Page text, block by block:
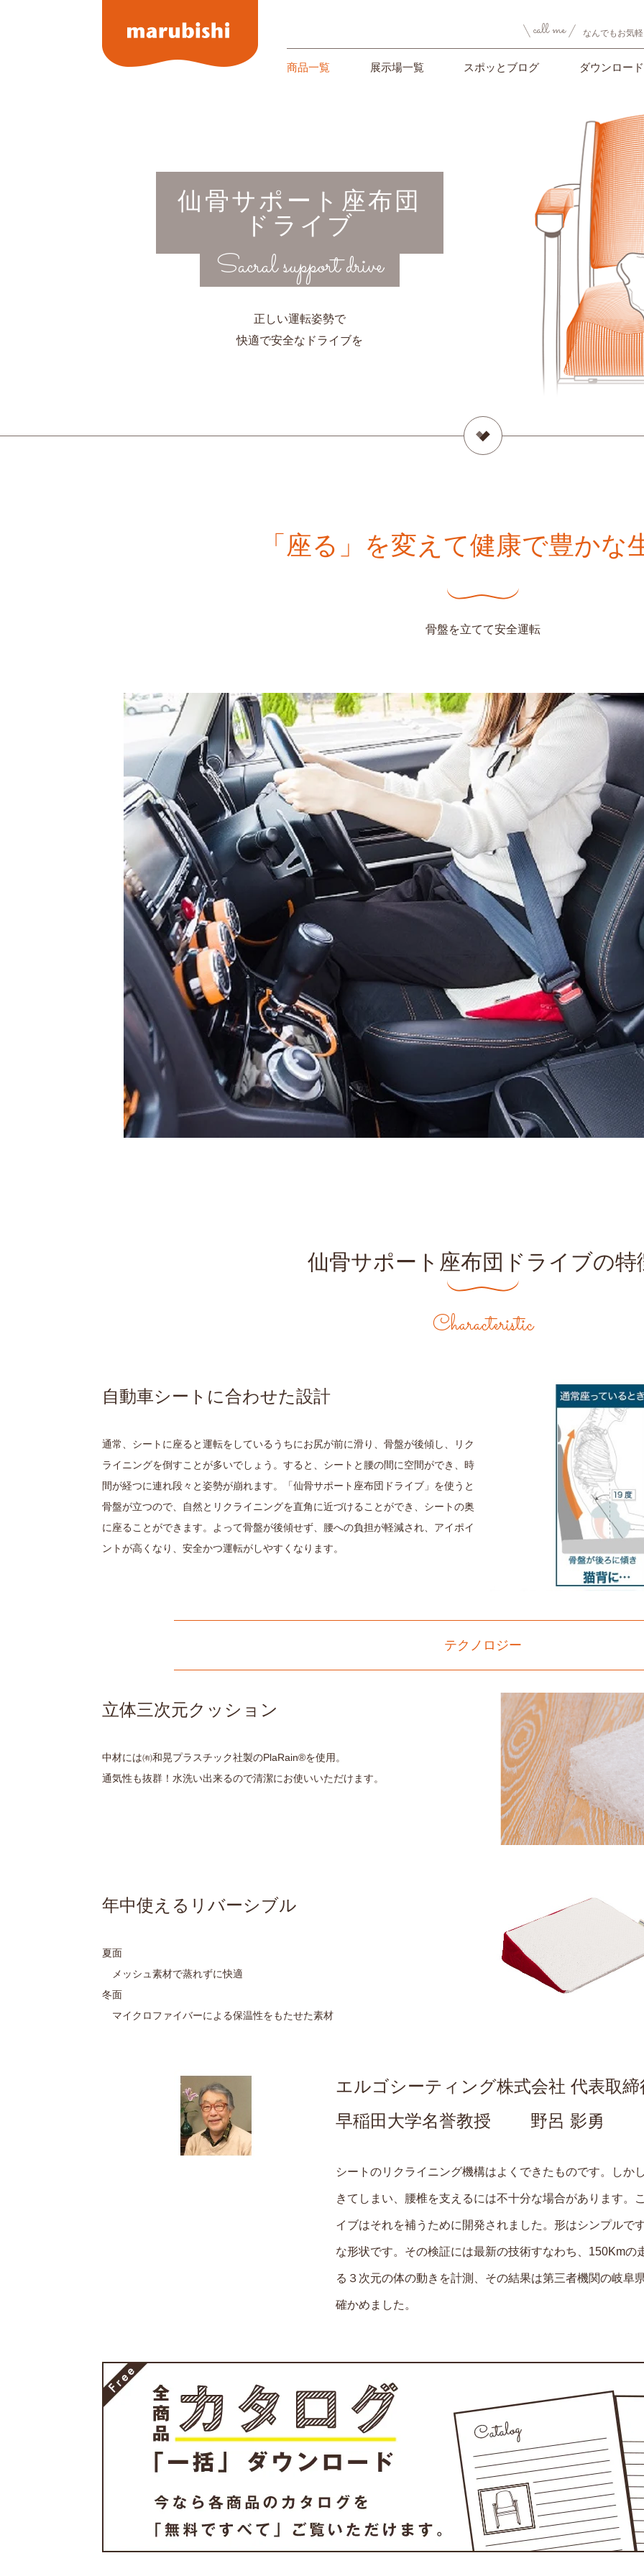
call me なんでもお気
商品一覧 展示場一覧 スポッとブログ ダウンロード
仙骨サポート座布団
ドライブ
Sacral support drive
正しい運転姿勢で
快適で安全なドライブを
「座る」を変えて健康で豊かな
骨盤を立てて安全運転
仙骨サポート座布団ドライブの特
Characteristic
自動車シートに合わせた設計
通常、シートに座ると運転をしているうちにお尻が前に滑り、骨盤が後傾し、リク
ライニングを倒すことが多いでしょう。すると、シートと腰の間に空間ができ、時
間が経つに連れ段々と姿勢が崩れます。「仙骨サポート座布団ドライブ」を使うと
骨盤が立つので、自然とリクライニングを直角に近づけることができ、シートの奥
に座ることができます。よって骨盤が後傾せず、腰への負担が軽減され、アイポイ
ントが高くなり、安全かつ運転がしやすくなります。
テクノロジー
立体三次元クッション
中材には㈲和晃プラスチック社製のPlaRain®を使用。
通気性も抜群！水洗い出来るので清潔にお使いいただけます。
年中使えるリバーシブル
夏面
メッシュ素材で蒸れずに快適
冬面
マイクロファイバーによる保温性をもたせた素材
エルゴシーティング株式会社 代表取締
早稲田大学名誉教授 野呂 影勇
シートのリクライニング機構はよくできたものです。しか
きてしまい、腰椎を支えるには不十分な場合があります。
イブはそれを補うために開発されました。形はシンプルで
な形状です。その検証には最新の技術すなわち、150Kmの
る３次元の体の動きを計測、その結果は第三者機関の岐阜
確かめました。